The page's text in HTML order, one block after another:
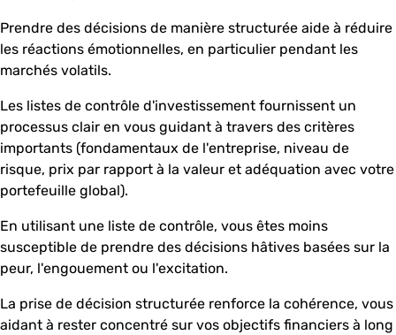
Prendre des décisions de manière structurée aide à réduire
les réactions émotionnelles, en particulier pendant les
marchés volatils.
Les listes de contrôle d'investissement fournissent un
processus clair en vous guidant à travers des critères
importants (fondamentaux de l'entreprise, niveau de
risque, prix par rapport à la valeur et adéquation avec votre
portefeuille global).
En utilisant une liste de contrôle, vous êtes moins
susceptible de prendre des décisions hâtives basées sur la
peur, l'engouement ou l'excitation.
La prise de décision structurée renforce la cohérence, vous
aidant à rester concentré sur vos objectifs financiers à long